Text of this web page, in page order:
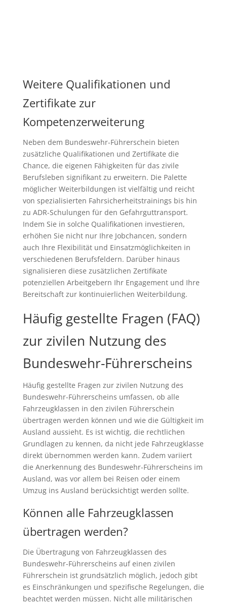
Weitere Qualifikationen und
Zertifikate zur
Kompetenzerweiterung
Neben dem Bundeswehr-Führerschein bieten
zusätzliche Qualifikationen und Zertifikate die
Chance, die eigenen Fähigkeiten für das zivile
Berufsleben signifikant zu erweitern. Die Palette
möglicher Weiterbildungen ist vielfältig und reicht
von spezialisierten Fahrsicherheitstrainings bis hin
zu ADR-Schulungen für den Gefahrguttransport.
Indem Sie in solche Qualifikationen investieren,
erhöhen Sie nicht nur Ihre Jobchancen, sondern
auch Ihre Flexibilität und Einsatzmöglichkeiten in
verschiedenen Berufsfeldern. Darüber hinaus
signalisieren diese zusätzlichen Zertifikate
potenziellen Arbeitgebern Ihr Engagement und Ihre
Bereitschaft zur kontinuierlichen Weiterbildung.
Häufig gestellte Fragen (FAQ)
zur zivilen Nutzung des
Bundeswehr-Führerscheins
Häufig gestellte Fragen zur zivilen Nutzung des
Bundeswehr-Führerscheins umfassen, ob alle
Fahrzeugklassen in den zivilen Führerschein
übertragen werden können und wie die Gültigkeit im
Ausland aussieht. Es ist wichtig, die rechtlichen
Grundlagen zu kennen, da nicht jede Fahrzeugklasse
direkt übernommen werden kann. Zudem variiert
die Anerkennung des Bundeswehr-Führerscheins im
Ausland, was vor allem bei Reisen oder einem
Umzug ins Ausland berücksichtigt werden sollte.
Können alle Fahrzeugklassen
übertragen werden?
Die Übertragung von Fahrzeugklassen des
Bundeswehr-Führerscheins auf einen zivilen
Führerschein ist grundsätzlich möglich, jedoch gibt
es Einschränkungen und spezifische Regelungen, die
beachtet werden müssen. Nicht alle militärischen